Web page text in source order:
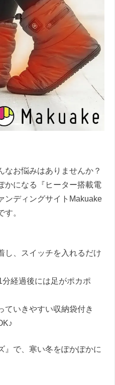
なお悩みはありませんか？
かになる『ヒーター搭載電
ンディングサイトMakuake
。
し、スイッチを入れるだけ
経過後には足がポカポ
ていきやすい収納袋付き
』で、寒い冬をぽかぽかに